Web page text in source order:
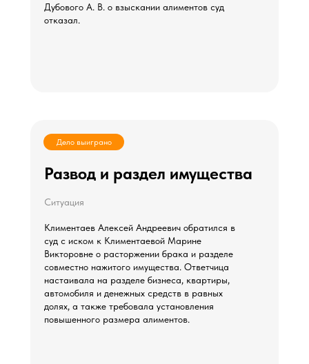
Дубового А. В. о взыскании алиментов суд
отказал.
Дело выиграно
Развод и раздел имущества
Ситуация
Климентаев Алексей Андреевич обратился в
суд с иском к Климентаевой Марине
Викторовне о расторжении брака и разделе
совместно нажитого имущества. Ответчица
настаивала на разделе бизнеса, квартиры,
автомобиля и денежных средств в равных
долях, а также требовала установления
повышенного размера алиментов.